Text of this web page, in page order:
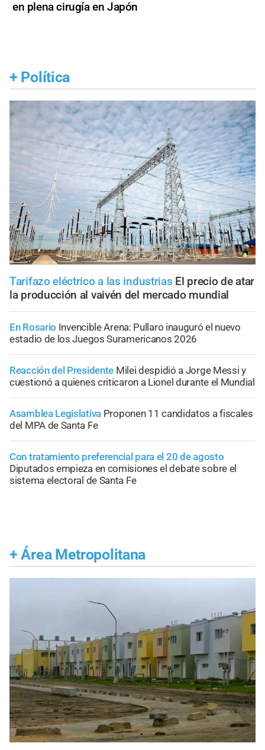
en plena cirugía en Japón
+ Política
Tarifazo eléctrico a las industrias El precio de atar
la producción al vaivén del mercado mundial
En Rosario Invencible Arena: Pullaro inauguró el nuevo
estadio de los Juegos Suramericanos 2026
Reacción del Presidente Milei despidió a Jorge Messi y
cuestionó a quienes criticaron a Lionel durante el Mundial
Asamblea Legislativa Proponen 11 candidatos a fiscales
del MPA de Santa Fe
Con tratamiento preferencial para el 20 de agosto
Diputados empieza en comisiones el debate sobre el
sistema electoral de Santa Fe
+ Área Metropolitana